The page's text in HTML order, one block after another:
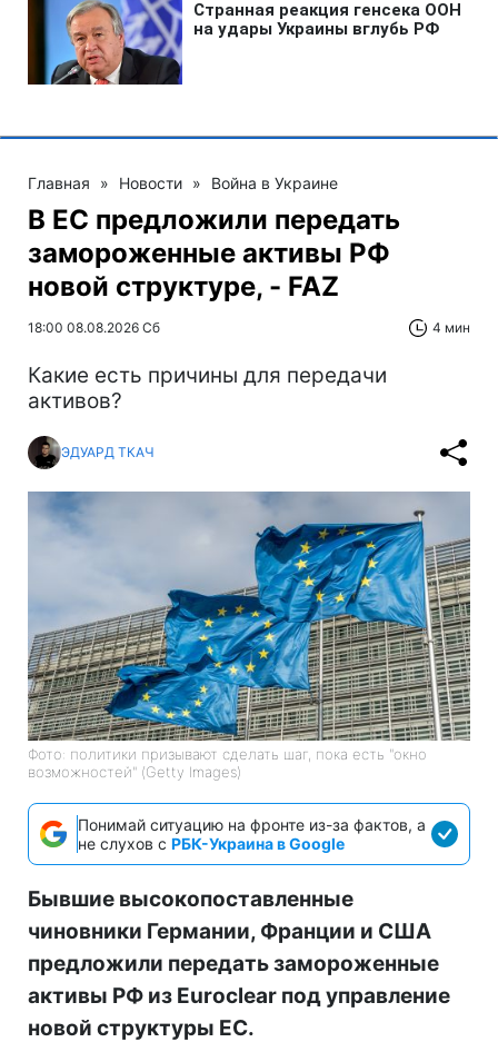
Главная » Новости » Война в Украине
В ЕС предложили передать
замороженные активы РФ
новой структуре, - FAZ
18:00 08.08.2026 Сб 4 мин
Какие есть причины для передачи
активов?
ЭДУАРД ТКАЧ
Фото: политики призывают сделать шаг, пока есть "окно
возможностей" (Getty Images)
Понимай ситуацию на фронте из-за фактов, а
не слухов с РБК-Украина в Google
Бывшие высокопоставленные
чиновники Германии, Франции и США
предложили передать замороженные
активы РФ из Euroclear под управление
новой структуры ЕС.